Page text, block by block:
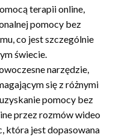
terapii online,
pomocy bez
co jest szczególnie
świecie.
narzędzie,
się z różnymi
pomocy bez
przez rozmów wideo
która jest dopasowana